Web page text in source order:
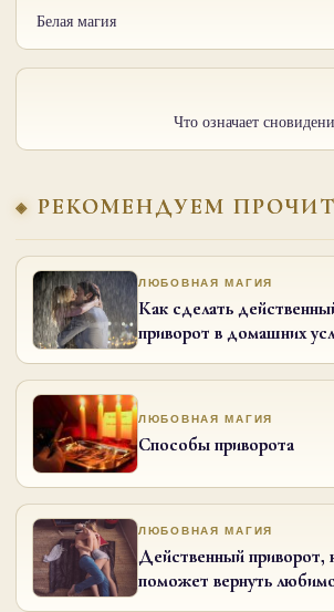
Белая магия
Что означает
РЕКОМЕНДУЕМ
ЛЮБОВНАЯ МАГИЯ
Как сделать
приворот в домашних
ЛЮБОВНАЯ МАГИЯ
Способы приворота
ЛЮБОВНАЯ МАГИЯ
Действенный приворот,
поможет вернуть